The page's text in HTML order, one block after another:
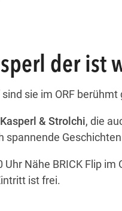
der ist
sie im ORF
Kasperl & Strolchi, die
spannende
Nähe BRICK Flip
ist frei.